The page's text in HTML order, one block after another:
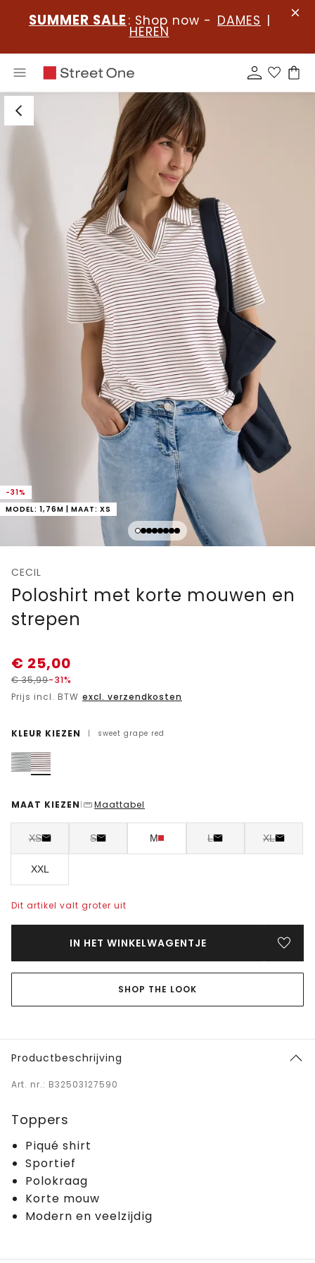
SUMMER SALE : Shop now - DAMES |
HEREN
-31%
MODEL: 1,76M | MAAT: XS
CECIL
Poloshirt met korte mouwen en
strepen
€ 25,00
€35,99-31%
Prijs incl. BTW excl. verzendkosten
KLEUR KIEZEN | sweet grape red
MAAT KIEZEN | Maattabel
XS S M L XL
XXL
Dit artikel valt groter uit
IN HET WINKELWAGENTJE
SHOP THE LOOK
Productbeschrijving
Art. nr.: B32503127590
Toppers
Piqué shirt
Sportief
Polokraag
Korte mouw
Modern en veelzijdig